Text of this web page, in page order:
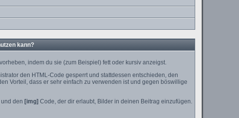
kann?
indem du sie (zum Beispiel) fett oder kursiv anzeigst.
den HTML-Code gesperrt und stattdessen entschieden, den
Vorteil, dass er sehr einfach zu verwenden ist und gegen böswillige
den [img] Code, der dir erlaubt, Bilder in deinen Beitrag einzufügen.